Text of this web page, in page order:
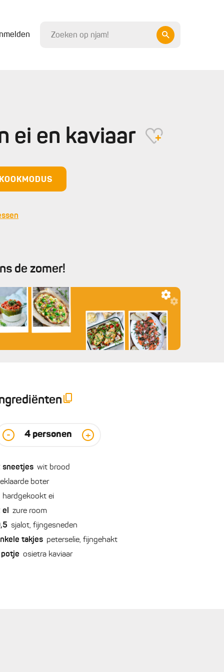
ei en kaviaar
de zomer!
- 4 personen +
sneetjes wit brood
boter
hardgekookt ei
el zure room
sjalot, fijngesneden
takjes peterselie, fijngehakt
potje osietra kaviaar